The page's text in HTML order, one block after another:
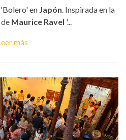
en Japón. Inspirada en la
Maurice Ravel '...
más